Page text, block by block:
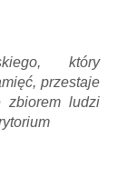
który
przestaje
zbiorem ludzi